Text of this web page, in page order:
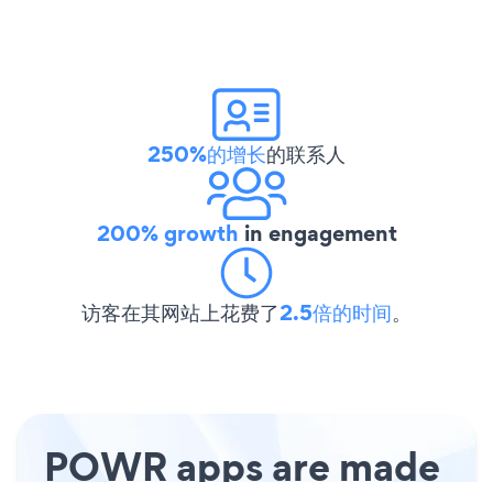
250%的增长的联系人
200% growth in engagement
访客在其网站上花费了2.5倍的时间。
POWR apps are made